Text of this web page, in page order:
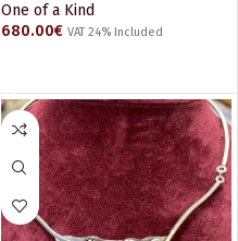
One of a Kind
680.00€ VAT 24% Included